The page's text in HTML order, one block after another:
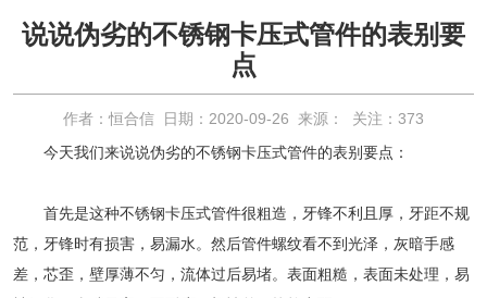
说说伪劣的不锈钢卡压式管件的表别要
点
作者：恒合信 日期：2020-09-26 来源： 关注： 373
今天我们来说说伪劣的不锈钢卡压式管件的表别要点：
首先是这种不锈钢卡压式管件很粗造，牙锋不利且厚，牙距不规
范，牙锋时有损害，易漏水。然后管件螺纹看不到光泽，灰暗手感
差，芯歪，壁厚薄不匀，流体过后易堵。表面粗糙，表面未处理，易